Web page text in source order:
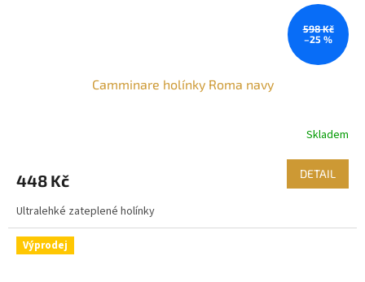
598 Kč
–25 %
Camminare holínky Roma navy
Skladem
448 Kč DETAIL
Ultralehké zateplené holínky
Výprodej